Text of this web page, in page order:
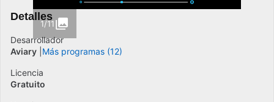
1/11
Detalles
Desarrollador
Aviary Más programas (12)
Licencia
Gratuito